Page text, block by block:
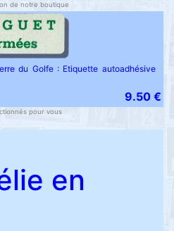
de notre boutique
du Golfe : Etiquette autoadhésive
9.50 €
pour vous
en